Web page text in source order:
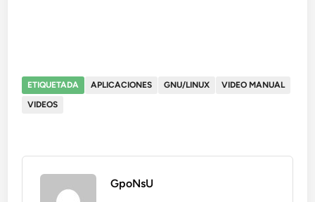
ETIQUETADA APLICACIONES GNU/LINUX
VIDEO MANUAL
VIDEOS
GpoNsU